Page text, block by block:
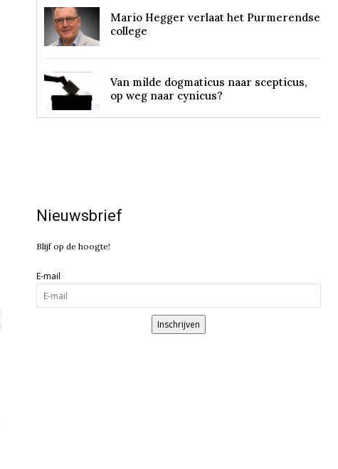
Mario Hegger verlaat het Purmerendse
college
Van milde dogmaticus naar scepticus,
op weg naar cynicus?
Nieuwsbrief
Blijf op de hoogte!
E-mail
Inschrijven